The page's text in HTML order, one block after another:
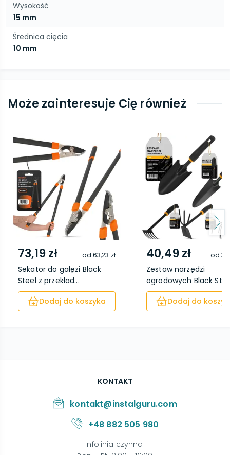
Wysokość
15 mm
Średnica cięcia
10 mm
Może zainteresuje Cię również
73,19 zł od 63,23 zł
Sekator do gałęzi Black
Steel z przekład...
Dodaj do koszyka
40,49 zł od
Zestaw narzędzi
ogrodowych Black
5...
Dodaj do
KONTAKT
kontakt@instalguru.com
+48 882 505 980
Infolinia czynna: